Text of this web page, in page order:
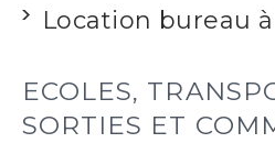
Location bureau
ECOLES,
SORTIES ET